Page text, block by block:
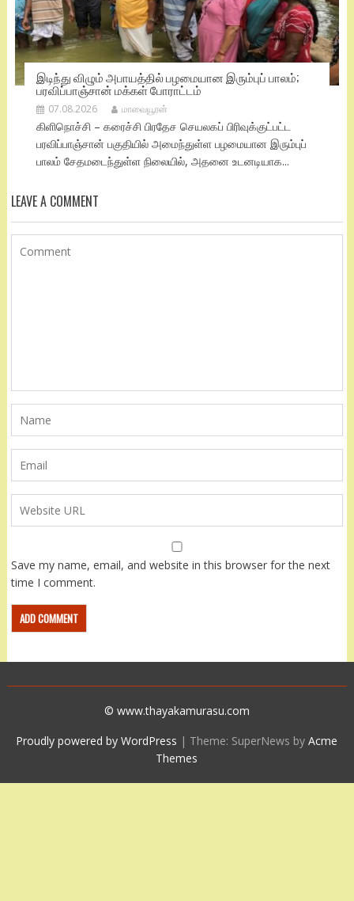
இடிந்து விழும் அபாயத்தில் பழமையான இரும்புப் பாலம்;
பரவிப்பாஞ்சான் மக்கள் போராட்டம்
07.08.2026 மாவையூரன்
கிளிநொச்சி – கரைச்சி பிரதேச செயலகப் பிரிவுக்குட்பட்ட
பரவிப்பாஞ்சான் பகுதியில் அமைந்துள்ள பழமையான இரும்புப்
பாலம் சேதமடைந்துள்ள நிலையில், அதனை உடனடியாக...
LEAVE A COMMENT
Save my name, email, and website in this browser for the next
time I comment.
© www.thayakamurasu.com
Proudly powered by WordPress | Theme: SuperNews byAcme
Themes